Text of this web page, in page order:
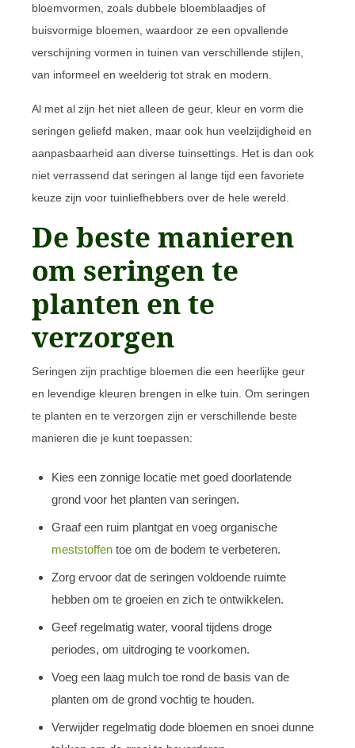
bloemvormen, zoals dubbele bloemblaadjes of
buisvormige bloemen, waardoor ze een opvallende
verschijning vormen in tuinen van verschillende stijlen,
van informeel en weelderig tot strak en modern.
Al met al zijn het niet alleen de geur, kleur en vorm die
seringen geliefd maken, maar ook hun veelzijdigheid en
aanpasbaarheid aan diverse tuinsettings. Het is dan ook
niet verrassend dat seringen al lange tijd een favoriete
keuze zijn voor tuinliefhebbers over de hele wereld.
De beste manieren
om seringen te
planten en te
verzorgen
Seringen zijn prachtige bloemen die een heerlijke geur
en levendige kleuren brengen in elke tuin. Om seringen
te planten en te verzorgen zijn er verschillende beste
manieren die je kunt toepassen:
Kies een zonnige locatie met goed doorlatende
grond voor het planten van seringen.
Graaf een ruim plantgat en voeg organische
meststoffen toe om de bodem te verbeteren.
Zorg ervoor dat de seringen voldoende ruimte
hebben om te groeien en zich te ontwikkelen.
Geef regelmatig water, vooral tijdens droge
periodes, om uitdroging te voorkomen.
Voeg een laag mulch toe rond de basis van de
planten om de grond vochtig te houden.
Verwijder regelmatig dode bloemen en snoei dunne